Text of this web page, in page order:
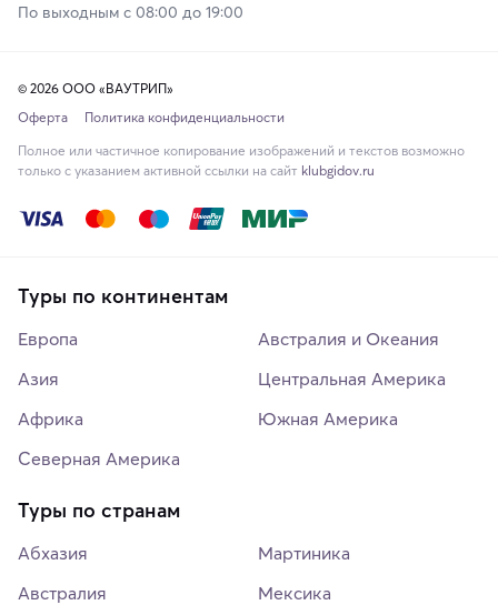
По выходным с 08:00 до 19:00
© 2026 ООО «ВАУТРИП»
Оферта
Политика конфиденциальности
Полное или частичное копирование изображений и текстов возможно
только с указанием активной ссылки на сайт klubgidov.ru
Туры по континентам
Европа
Азия
Африка
Северная Америка
Австралия и Океания
Центральная Америка
Южная Америка
Туры по странам
Абхазия
Австралия
Мартиника
Мексика